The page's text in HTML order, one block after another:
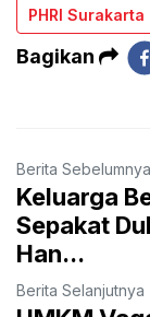
PHRI Surakarta
Bagikan
Berita Sebelumnya
Keluarga
Sepakat
Han...
Berita Selanjutnya